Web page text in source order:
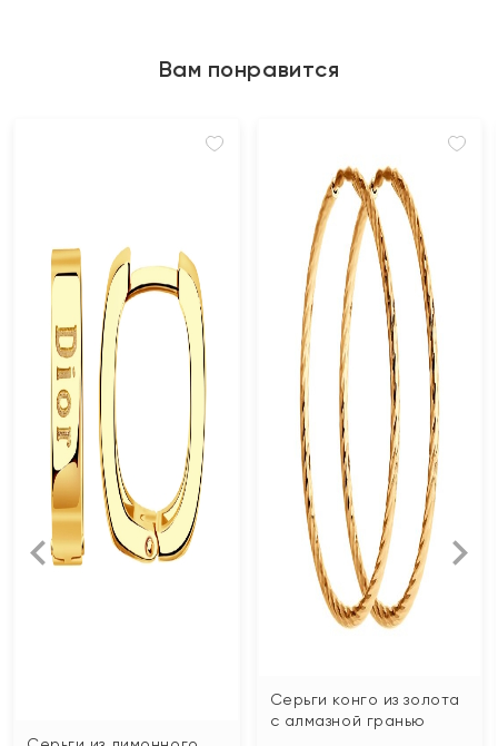
Вам понравится
Серьги конго из золота
с алмазной гранью